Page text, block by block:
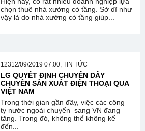
chọn thuê nhà xưởng có tầng. Sở dĩ như
vậy là do nhà xưởng có tầng giúp...
12312/09/2019 07:00, TIN TỨC
LG QUYẾT ĐỊNH CHUYỂN DÂY
CHUYỀN SẢN XUẤT ĐIỆN THOẠI QUA
VIỆT NAM
Trong thời gian gần đây, việc các công
ty nước ngoài chuyển sang VN đang
tăng. Trong đó, không thể không kể
đến...